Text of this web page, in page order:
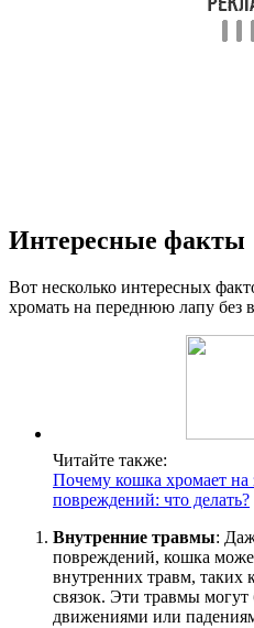
Интересные факты
Вот несколько интересных
хромать на переднюю лапу
Читайте также:
Почему кошка хромает
повреждений: что делать?
Внутренние травмы:
повреждений, кошка
внутренних травм, таких
связок. Эти травмы
движениями или